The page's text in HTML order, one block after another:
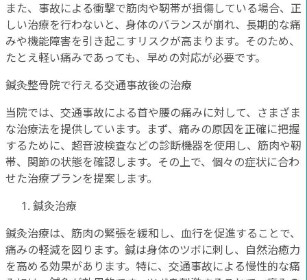
また、事故による衝撃で筋肉や靭帯が損傷している場合、正
しい治療を行わないと、身体のバランスが崩れ、長期的な痛
みや機能障害を引き起こすリスクが高まります。そのため、
たとえ軽い痛みであっても、早めの対応が必要です。
鍼灸整骨院で行える交通事故後の治療
当院では、交通事故による首や腰の痛みに対して、さまざま
な治療法を提供しています。まず、痛みの原因を正確に把握
するために、超音波検査などの診断機器を使用し、筋肉や靭
帯、関節の状態を確認します。その上で、個々の症状に合わ
せた治療プランを提案します。
鍼灸治療
鍼灸治療は、筋肉の緊張を緩和し、血行を促進することで、
痛みの軽減を図ります。鍼は身体のツボに刺し、自然治癒力
を高める効果があります。特に、交通事故による慢性的な痛